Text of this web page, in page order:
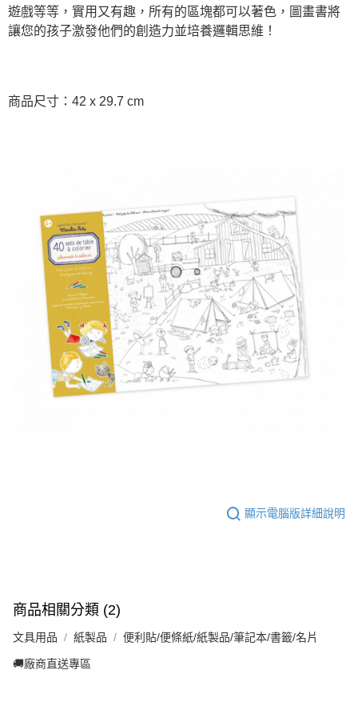
遊戲等等，實用又有趣，所有的區塊都可以著色，圖畫書將
讓您的孩子激發他們的創造力並培養邏輯思維！
商品尺寸：42 x 29.7 cm
顯示電腦版詳細說明
商品相關分類 (2)
文具用品 紙製品 便利貼/便條紙/紙製品/筆記本/書籤/名片
🚚廠商直送專區